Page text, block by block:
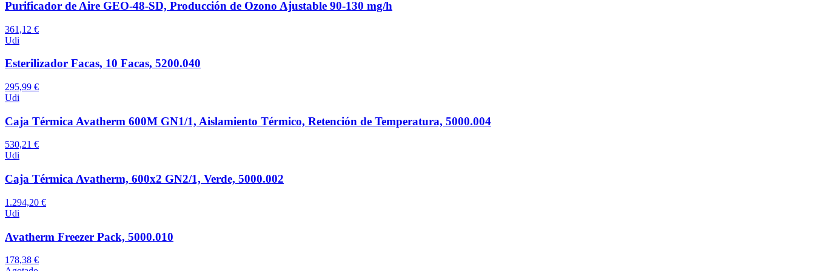
Purificador de Aire GEO-48-SD, Producción de Ozono Ajustable 90-130 mg/h
361,12 €
Udi
Esterilizador Facas, 10 Facas, 5200.040
295,99 €
Udi
Caja Térmica Avatherm 600M GN1/1, Aislamiento Térmico, Retención de Temperatura, 5000.004
530,21 €
Udi
Caja Térmica Avatherm, 600x2 GN2/1, Verde, 5000.002
1.294,20 €
Udi
Avatherm Freezer Pack, 5000.010
178,38 €